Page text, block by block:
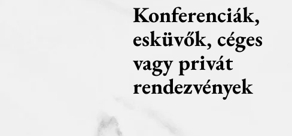
Konferenciák,
esküvők, céges
vagy privát
rendezvények